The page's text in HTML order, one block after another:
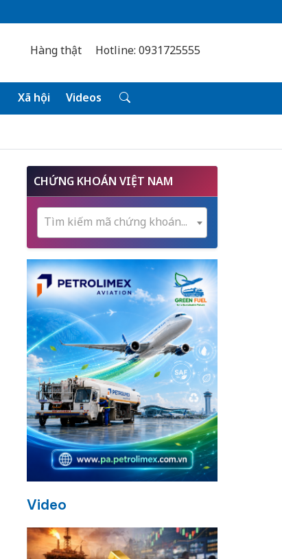
Hàng thật Hotline: 0931725555
Xã hội Videos
CHỨNG KHOÁN VIỆT NAM
Tìm kiếm mã chứng khoán...
Video